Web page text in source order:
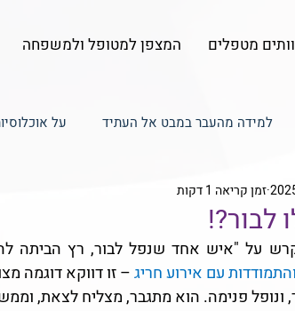
מטפלים המצפן למטופל ולמשפחה
למידה מהעבר במבט אל העתיד על
תקשורת בין מטפל למטופל
לבור?!
זמן קריאה 1 דקות
עם אירוע חריג – זו דווקא דוגמה
פנימה. הוא מתגבר, מצליח לצאת,